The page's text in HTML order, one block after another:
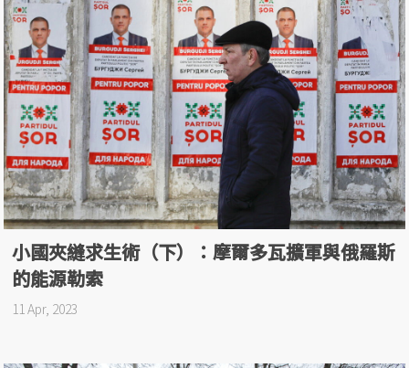
小國夾縫求生術（下）：摩爾多瓦擴軍與俄羅斯
的能源勒索
11 Apr, 2023